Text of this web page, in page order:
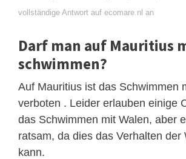
vollständige Antwort auf ecomare.nl an
Darf man auf Mauritius
schwimmen?
Auf Mauritius ist das Schwimmen
verboten . Leider erlauben einige
das Schwimmen mit Walen, aber
ratsam, da dies das Verhalten der
kann.